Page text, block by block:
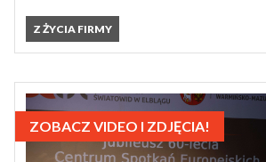
Z ŻYCIA FIRMY
ZOBACZ VIDEO I ZDJĘCIA!